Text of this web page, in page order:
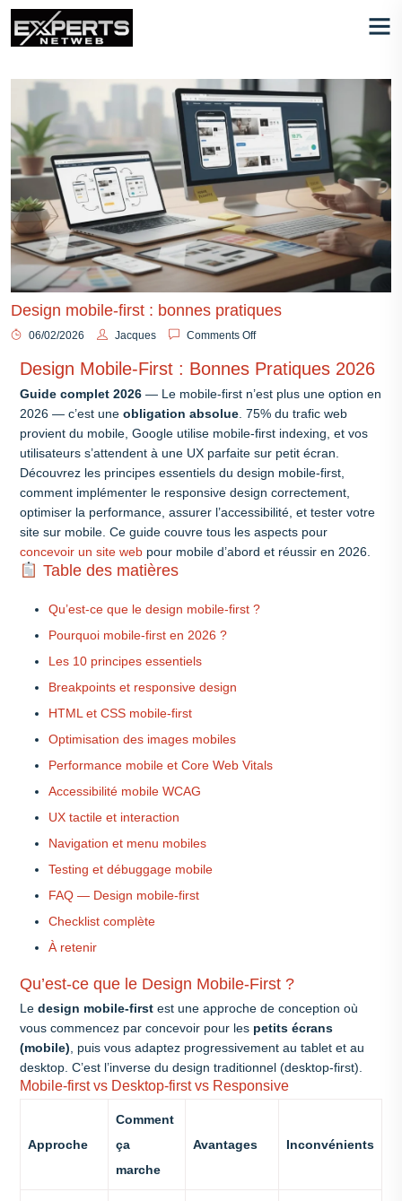
Design mobile-first : bonnes pratiques
06/02/2026 Jacques Comments Off
Design Mobile-First : Bonnes Pratiques 2026
Guide complet 2026 — Le mobile-first n’est plus une option en
2026 — c’est une obligation absolue. 75% du trafic web
provient du mobile, Google utilise mobile-first indexing, et vos
utilisateurs s’attendent à une UX parfaite sur petit écran.
Découvrez les principes essentiels du design mobile-first,
comment implémenter le responsive design correctement,
optimiser la performance, assurer l’accessibilité, et tester votre
site sur mobile. Ce guide couvre tous les aspects pour
concevoir un site web pour mobile d’abord et réussir en 2026.
Table des matières
Qu’est-ce que le design mobile-first ?
Pourquoi mobile-first en 2026 ?
Les 10 principes essentiels
Breakpoints et responsive design
HTML et CSS mobile-first
Optimisation des images mobiles
Performance mobile et Core Web Vitals
Accessibilité mobile WCAG
UX tactile et interaction
Navigation et menu mobiles
Testing et débuggage mobile
FAQ — Design mobile-first
Checklist complète
À retenir
Qu’est-ce que le Design Mobile-First ?
Le design mobile-first est une approche de conception où
vous commencez par concevoir pour les petits écrans
(mobile) , puis vous adaptez progressivement au tablet et au
desktop. C’est l’inverse du design traditionnel (desktop-first).
Mobile-first vs Desktop-first vs Responsive
Approche
Comment
ça
marche
Avantages Inconvénients